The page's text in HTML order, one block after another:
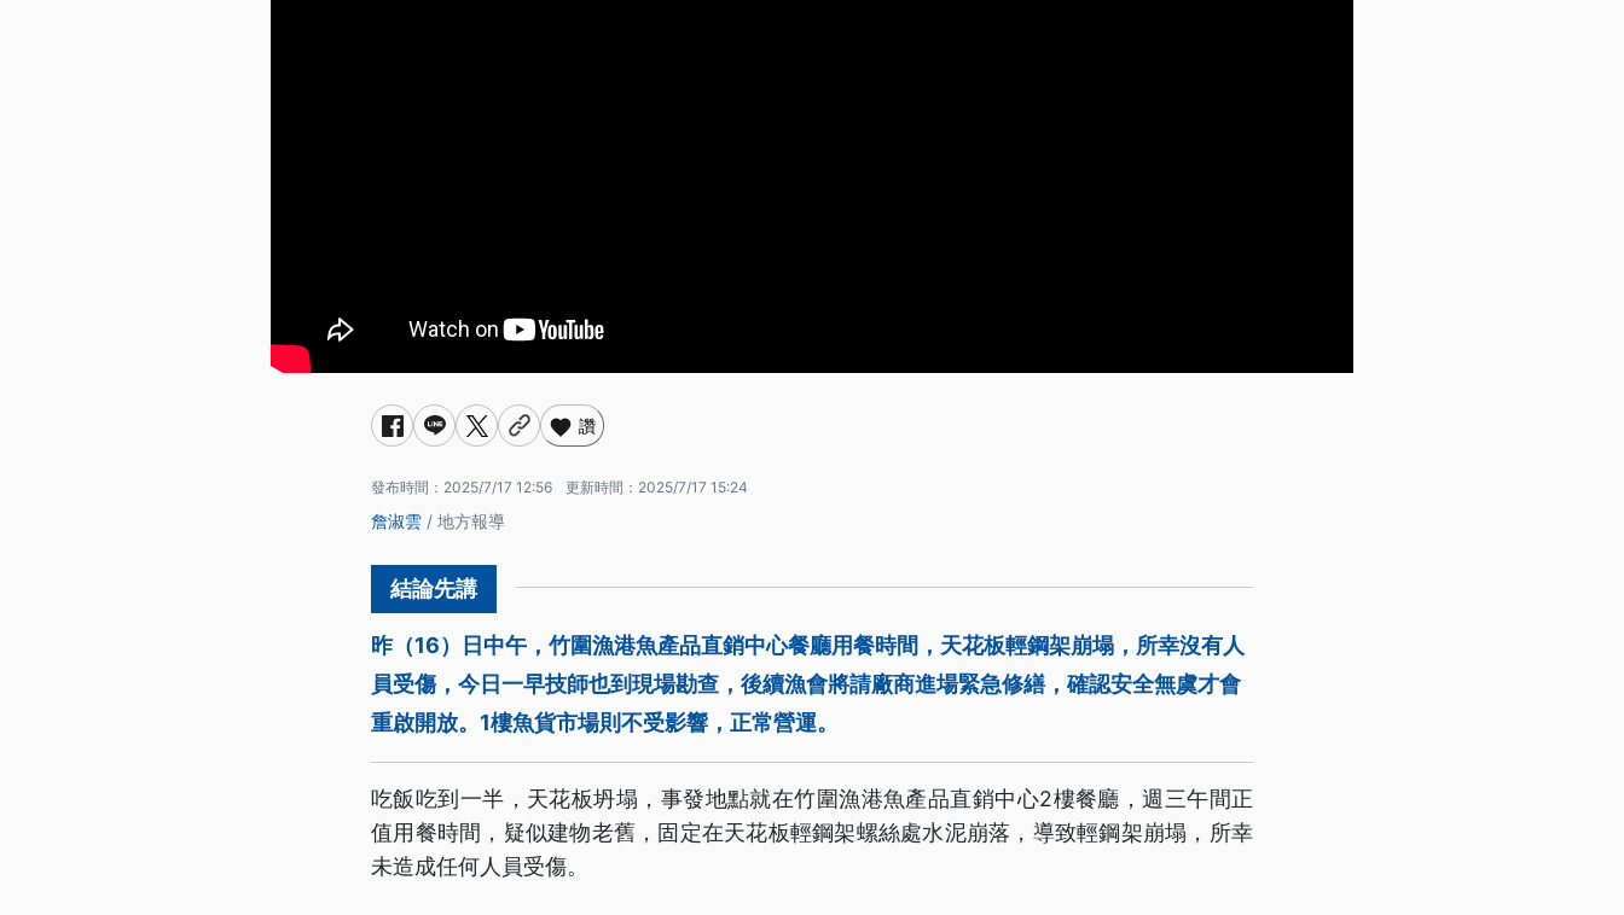
讚
發布時間： 2025/7/17 12:56 更新時間： 2025/7/17 15:24
詹淑雲 / 地方報導
昨（16）日中午，竹圍漁港魚產品直銷中心餐廳用餐時間，天花板輕鋼架崩塌，所幸沒有人
員受傷，今日一早技師也到現場勘查，後續漁會將請廠商進場緊急修繕，確認安全無虞才會
重啟開放。1樓魚貨市場則不受影響，正常營運。
吃飯吃到一半，天花板坍塌，事發地點就在竹圍漁港魚產品直銷中心2樓餐廳，週三午間正
值用餐時間，疑似建物老舊，固定在天花板輕鋼架螺絲處水泥崩落，導致輕鋼架崩塌，所幸
未造成任何人員受傷。